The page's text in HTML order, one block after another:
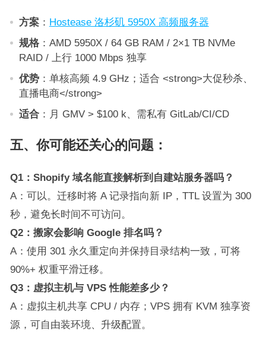
方案： Hostease 洛杉矶 5950X 高频服务器
规格：AMD 5950X / 64 GB RAM / 2×1 TB NVMe
RAID / 上行 1000 Mbps 独享
优势：单核高频 4.9 GHz；适合 <strong>大促秒杀、
直播电商</strong>
适合：月 GMV > $100 k、需私有 GitLab/CI/CD
五、你可能还关心的问题：
Q1：Shopify 域名能直接解析到自建站服务器吗？
A：可以。迁移时将 A 记录指向新 IP，TTL 设置为 300
秒，避免长时间不可访问。
Q2：搬家会影响 Google 排名吗？
A：使用 301 永久重定向并保持目录结构一致，可将
90%+ 权重平滑迁移。
Q3：虚拟主机与 VPS 性能差多少？
A：虚拟主机共享 CPU / 内存；VPS 拥有 KVM 独享资
源，可自由装环境、升级配置。